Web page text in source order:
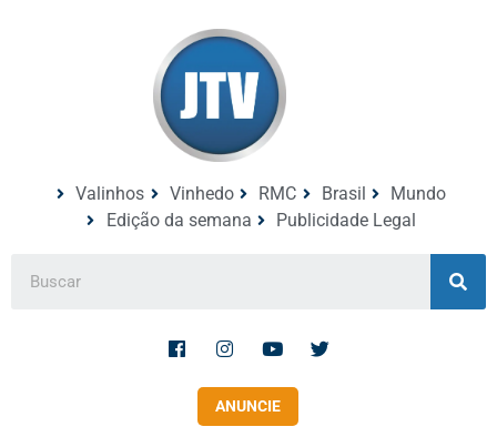
Valinhos Vinhedo RMC Brasil
Mundo
Edição da semana
Publicidade Legal
ANUNCIE